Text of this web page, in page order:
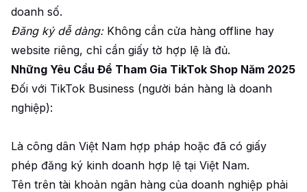
doanh số.
Đăng ký dễ dàng: Không cần cửa hàng offline hay
website riêng, chỉ cần giấy tờ hợp lệ là đủ.
Những Yêu Cầu Để Tham Gia TikTok Shop Năm 2025
Đối với TikTok Business (người bán hàng là doanh
nghiệp):
Là công dân Việt Nam hợp pháp hoặc đã có giấy
phép đăng ký kinh doanh hợp lệ tại Việt Nam.
Tên trên tài khoản ngân hàng của doanh nghiệp phải